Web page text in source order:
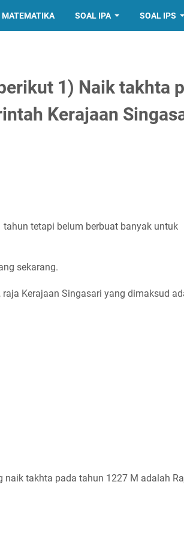
MATEMATIKA SOAL IPA SOAL IPS
1) Naik takhta
Kerajaan
tetapi belum berbuat banyak untuk
sekarang.
Kerajaan Singasari yang dimaksud
naik takhta pada tahun 1227 M adalah